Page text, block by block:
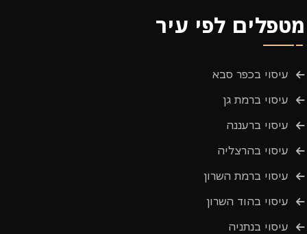
מטפלים לפי עיר
עיסוי בכפר סבא
עיסוי ברמת גן
עיסוי ברעננה
עיסוי בהרצליה
עיסוי ברמת השרון
עיסוי בהוד השרון
עיסוי בנתניה